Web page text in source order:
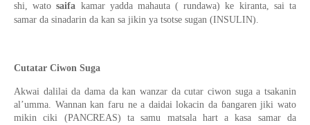
shi, watosaifa kamar yadda mahauta ( rundawa) ke kiranta, sai ta
samar da sinadarin da kan sa jikin ya tsotse sugan (INSULIN).
Cutatar Ciwon Suga
Akwai dalilai da dama da kan wanzar da cutar ciwon suga a tsakanin
al’umma. Wannan kan faru ne a daidai lokacin da ɓangaren jiki wato
mikin ciki (PANCREAS) ta samu matsala hart a kasa samar da